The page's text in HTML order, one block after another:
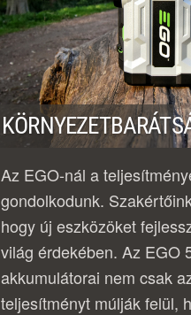
Az EGO-nál a
gondolkodunk.
hogy új eszközöket
világ érdekében. Az EGO
akkumulátorai nem csak
teljesítményt múlják felül,